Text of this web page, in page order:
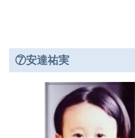
⑦安達祐実